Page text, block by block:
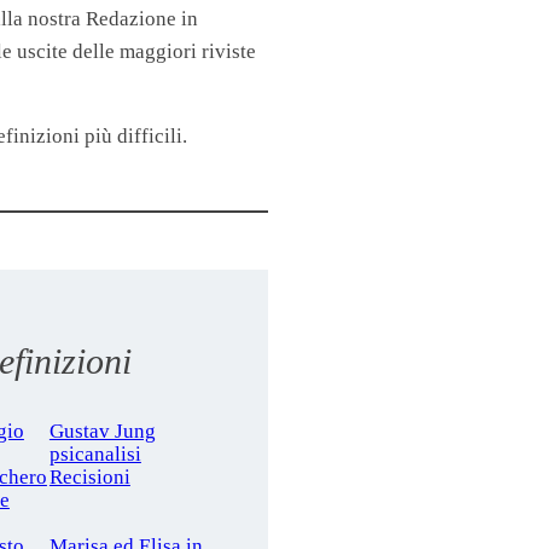
nostra Redazione in
uscite delle maggiori riviste
più difficili.
Gustav Jung
psicanalisi
Recisioni